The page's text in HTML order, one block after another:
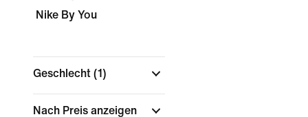
Nike By You
Geschlecht (1)
Nach Preis anzeigen